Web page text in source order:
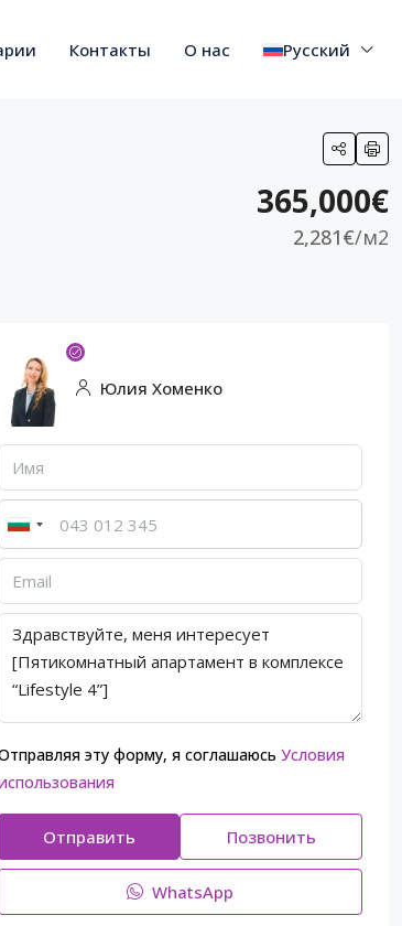
Контакты О нас Русский
365,000€
2,281€/м2
Юлия Хоменко
эту форму, я соглашаюсь Условия
Отправить Позвонить
WhatsApp